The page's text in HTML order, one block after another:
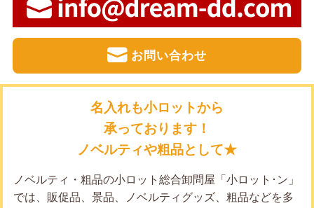
お問い合わせ
名入れも小ロットから
承っております！
ノベルティや粗品として★
ノベルティ・粗品の小ロット総合卸問屋「小ロット･ン」
では、販促品、景品、ノベルティグッズ、粗品などを多